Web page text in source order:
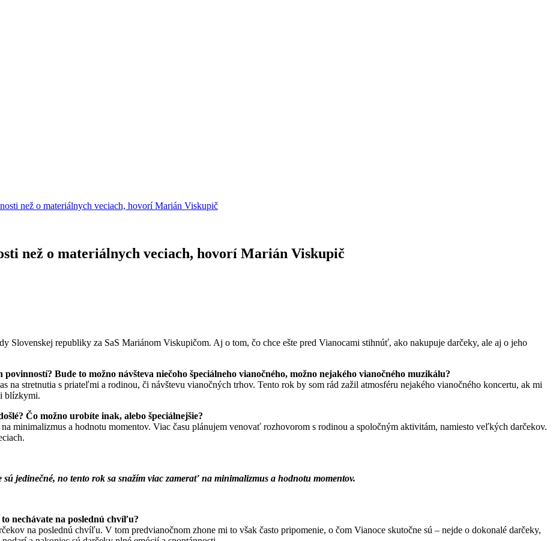
než o materiálnych veciach, hovorí Marián Viskupič
než o materiálnych veciach, hovorí Marián Viskupič
Slovenskej republiky za SaS Mariánom Viskupičom. Aj o tom, čo chce ešte pred Vianocami stihnúť, ako nakupuje darčeky, ale aj o jeho
Bude to možno návšteva niečoho špeciálneho vianočného, možno nejakého vianočného muzikálu?
na stretnutia s priateľmi a rodinou, či návštevu vianočných trhov. Tento rok by som rád zažil atmosféru nejakého vianočného koncertu, ak mi
blízkymi.
Čo možno urobíte inak, alebo špeciálnejšie?
minimalizmus a hodnotu momentov. Viac času plánujem venovať rozhovorom s rodinou a spoločným aktivitám, namiesto veľkých darčekov.
sú jedinečné, no tento rok sa snažím viac zamerať na minimalizmus a hodnotu momentov.
nechávate na poslednú chvíľu?
na poslednú chvíľu. V tom predvianočnom zhone mi to však často pripomenie, o čom Vianoce skutočne sú – nejde o dokonalé darčeky,